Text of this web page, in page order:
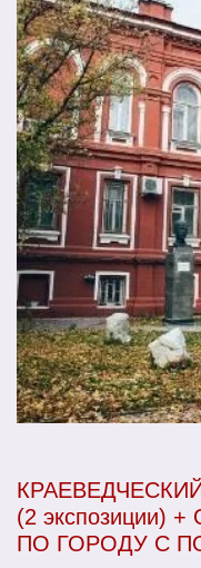
(2 экспозиции)
ПО ГОРОДУ С